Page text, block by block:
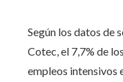
Según los datos de
Cotec, el 7,7% de
empleos intensivos